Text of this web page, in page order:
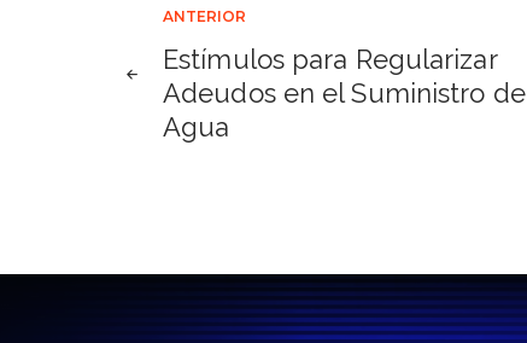
Navegación
de
entradas
ANTERIOR
Estímulos para Regularizar
Adeudos en el Suministro de
Agua